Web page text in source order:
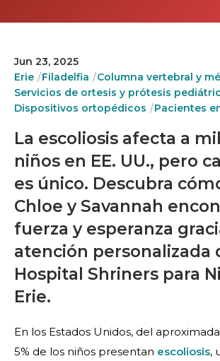
Jun 23, 2025
Erie
Filadelfia
Columna vertebral y
Servicios de ortesis y prótesis
Dispositivos ortopédicos
Pacientes
La escoliosis afecta a
niños en EE. UU., pero
es único. Descubra
Chloe y Savannah
fuerza y esperanza
atención personalizada
Hospital Shriners para
Erie.
En los Estados Unidos, del
5% de los niños presentan escoliosis,